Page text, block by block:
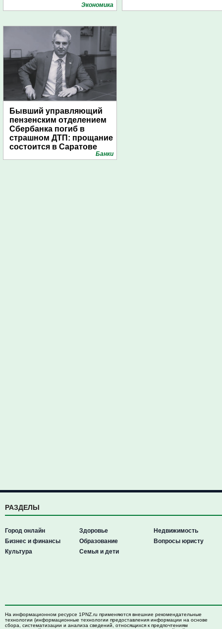
подготовили креативные
Экономика
Бывший управляющий
пензенским отделением
Сбербанка погиб в
страшном ДТП: прощание
состоится в Саратове
Банки
РАЗДЕЛЫ
Город онлайн
Бизнес и финансы
Культура
Здоровье
Образование
Семья и дети
Недвижимость
Вопросы юристу
На информационном ресурсе 1PNZ.ru применяются внешние рекомендательные
технологии (информационные технологии предоставления информации на основе
сбора, систематизации и анализа сведений, относящихся к предпочтениям